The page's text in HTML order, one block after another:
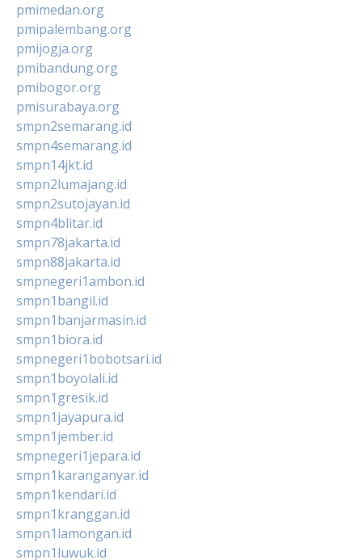
pmimedan.org
pmipalembang.org
pmijogja.org
pmibandung.org
pmibogor.org
pmisurabaya.org
smpn2semarang.id
smpn4semarang.id
smpn14jkt.id
smpn2lumajang.id
smpn2sutojayan.id
smpn4blitar.id
smpn78jakarta.id
smpn88jakarta.id
smpnegeri1ambon.id
smpn1bangil.id
smpn1banjarmasin.id
smpn1biora.id
smpnegeri1bobotsari.id
smpn1boyolali.id
smpn1gresik.id
smpn1jayapura.id
smpn1jember.id
smpnegeri1jepara.id
smpn1karanganyar.id
smpn1kendari.id
smpn1kranggan.id
smpn1lamongan.id
smpn1luwuk.id